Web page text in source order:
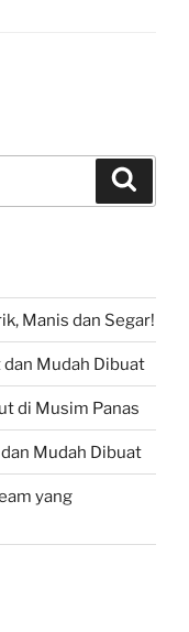
Manis dan Segar!
Mudah Dibuat
di Musim Panas
Mudah Dibuat
yang